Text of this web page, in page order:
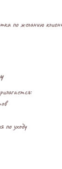
по желанию
по уходу